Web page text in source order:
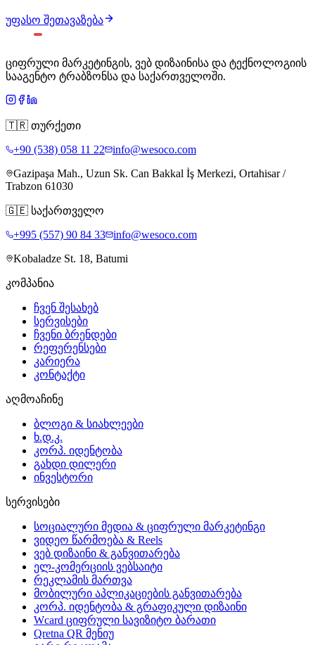
უფასო შეთავაზება
ციფრული მარკეტინგის, ვებ დიზაინისა და ტექნოლოგიის
სააგენტო ტრაბზონსა და საქართველოში.
🇹🇷 თურქეთი
+90 (538) 058 11 22
info@wesoco.com
Gazipaşa Mah., Uzun Sk. Can Bakkal İş Merkezi, Ortahisar /
Trabzon 61030
🇬🇪 საქართველო
+995 (557) 90 84 33
info@wesoco.com
Kobaladze St. 18, Batumi
კომპანია
ჩვენ შესახებ
სერვისები
ჩვენი ბრენდები
რეფერენსები
კარიერა
კონტაქტი
აღმოაჩინე
ბლოგი & სიახლეები
ხ.დ.კ.
კორპ. იდენტობა
გახდი დილერი
ინვესტორი
სერვისები
სოციალური მედია & ციფრული მარკეტინგი
ვიდეო წარმოება & Reels
ვებ დიზაინი & განვითარება
ელ-კომერციის ვებსაიტი
რეკლამის მართვა
მობილური აპლიკაციების განვითარება
კორპ. იდენტობა & გრაფიკული დიზაინი
Wcard ციფრული სავიზიტო ბარათი
Qretna QR მენიუ